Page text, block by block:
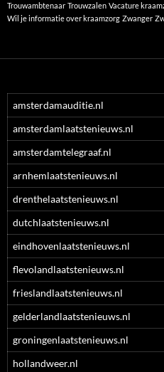
Trouwambtenaar Trouwzalen Vacature
Wil je informatie over kraamzorg Zwanger
amsterdamauditie.nl
amsterdamlaatstenieuws.nl
amsterdamtelegraaf.nl
arnhemlaatstenieuws.nl
drenthelaatstenieuws.nl
dutchlaatstenieuws.nl
eindhovenlaatstenieuws.nl
flevolandlaatstenieuws.nl
frieslandlaatstenieuws.nl
gelderlandlaatstenieuws.nl
groningenlaatstenieuws.nl
hollandweer.nl